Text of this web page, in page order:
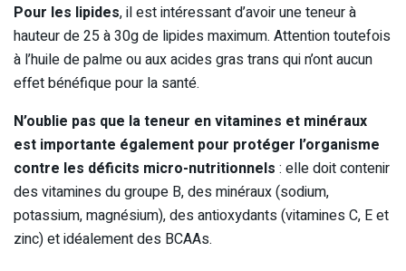
Pour les lipides, il est intéressant d’avoir une teneur à
hauteur de 25 à 30g de lipides maximum. Attention toutefois
à l’huile de palme ou aux acides gras trans qui n’ont aucun
effet bénéfique pour la santé.
N’oublie pas que la teneur en vitamines et minéraux
est importante également pour protéger l’organisme
contre les déficits micro-nutritionnels : elle doit contenir
des vitamines du groupe B, des minéraux (sodium,
potassium, magnésium), des antioxydants (vitamines C, E et
zinc) et idéalement des BCAAs.